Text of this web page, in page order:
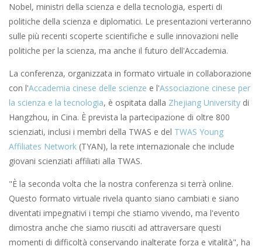
Nobel, ministri della scienza e della tecnologia, esperti di
politiche della scienza e diplomatici. Le presentazioni verteranno
sulle più recenti scoperte scientifiche e sulle innovazioni nelle
politiche per la scienza, ma anche il futuro dell'Accademia.
La conferenza, organizzata in formato virtuale in collaborazione
con l'Accademia cinese delle scienze e l'Associazione cinese per
la scienza e la tecnologia, è ospitata dalla Zhejiang University di
Hangzhou, in Cina. È prevista la partecipazione di oltre 800
scienziati, inclusi i membri della TWAS e del TWAS Young
Affiliates Network (TYAN), la rete internazionale che include
giovani scienziati affiliati alla TWAS.
"È la seconda volta che la nostra conferenza si terrà online.
Questo formato virtuale rivela quanto siano cambiati e siano
diventati impegnativi i tempi che stiamo vivendo, ma l'evento
dimostra anche che siamo riusciti ad attraversare questi
momenti di difficoltà conservando inalterate forza e vitalità", ha